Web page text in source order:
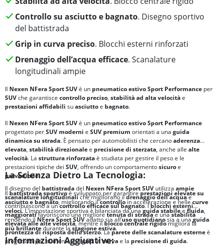
Controllo su asciutto e bagnato. Disegno sportivo
del battistrada
Grip in curva preciso. Blocchi esterni rinforzati
Drenaggio dell’acqua efficace. Scanalature
longitudinali ampie
Il Nexen NFera Sport SUVè un pneumatico estivoSport Performance per
SUVche garantisce controllo preciso, stabilità ad alta velocitàe
prestazioni affidabili suasciuttoe bagnato.
Il Nexen NFera Sport SUVè un pneumatico estivo Sport Performance
progettato perSUV moderni e SUV premium orientati a una guida
dinamica su strada. È pensato per automobilisti che cercanoaderenza
elevata, stabilità direzionalee precisione di sterzata, anche alle alte
velocità. La struttura rinforzataè studiata per gestire il peso e le
prestazioni tipiche dei SUV, offrendo un comportamentosicuroe
prevedibile.
Il battistrada sportivoè sviluppato per garantireprestazioni elevate su
asciutto e bagnato, migliorando ilcontrolloin accelerazione e nellecurve
veloci. L’impostazione sportiva è bilanciata da unaguida stabileefluida,
rendendo ilNFera Sport SUVadatto sia all’uso quotidianosia a unaguida
più brillantedurante lastagione estiva.
La Scienza Dietro La Tecnologia:
Il disegno del battistradadel Nexen NFera Sport SUV utilizza ampie
scanalature longitudinaliche migliorano ildrenaggio dell’acquae
contribuiscono a uncontrollo efficace sul bagnato. Iblocchi esterni
maggioratifavoriscono una miglioretenuta di stradae unastabilità
elevata alle alte velocità, mentre ilblocco centrale rigidomigliora la
prontezza di risposta dello sterzo. Laparete delle scanalature esterneè
progettata per aumentare ilgrip in curvae la precisione di guida.
Informazioni Aggiuntive: